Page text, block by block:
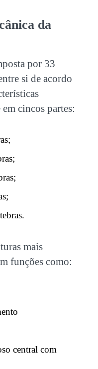
da
por 33
si de acordo
cincos partes:
mais
funções como:
central com